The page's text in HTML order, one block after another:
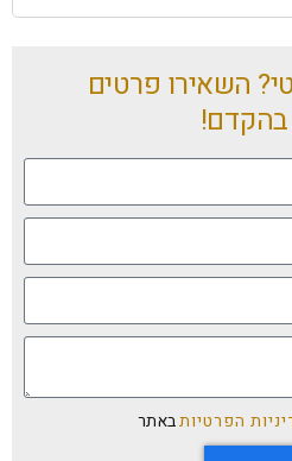
השאירו פרטים
בהקדם!
הפרטיותבאתר